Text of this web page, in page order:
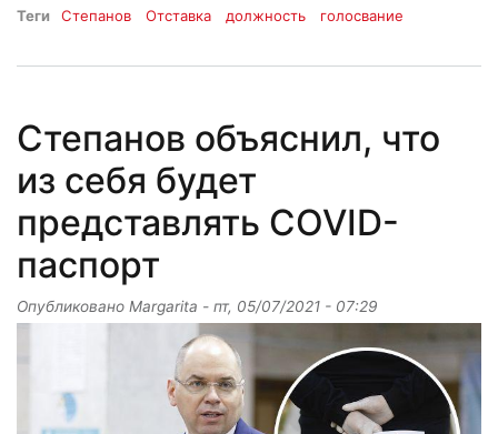
Теги Степанов Отставка должность голосвание
Степанов объяснил, что
из себя будет
представлять COVID-
паспорт
Опубликовано Margarita - пт, 05/07/2021 - 07:29